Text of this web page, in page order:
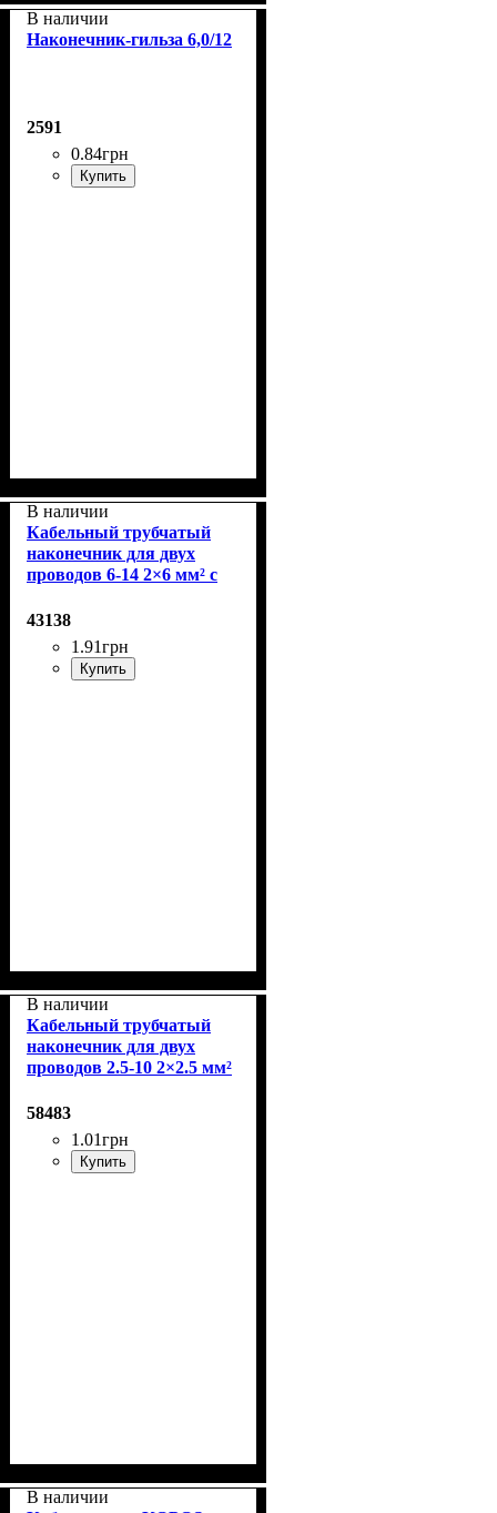
В наличии
Наконечник-гильза 6,0/12
2591
0.84грн
Купить
В наличии
Кабельный трубчатый
наконечник для двух
проводов 6-14 2×6 мм² с
43138
1 .91грн
Купить
В наличии
Кабельный трубчатый
наконечник для двух
проводов 2.5-10 2×2.5 мм²
фланцем (шт.)
58483
1 .01грн
Купить
В наличии